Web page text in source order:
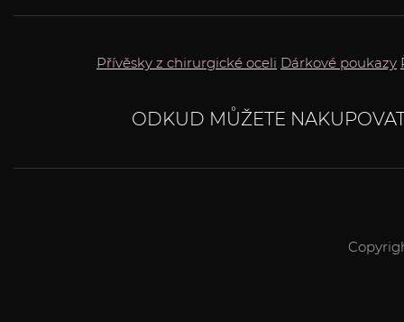
Přívěsky z chirurgické oceli Dárkové poukazy
ODKUD MŮŽETE